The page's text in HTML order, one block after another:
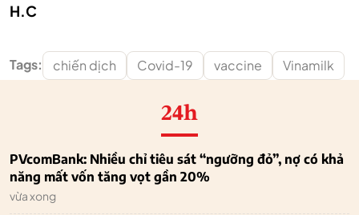
H.C
Tags: chiến dịch Covid-19 vaccine Vinamilk
24h
PVcomBank: Nhiều chỉ tiêu sát “ngưỡng đỏ”, nợ có khả
năng mất vốn tăng vọt gần 20%
vừa xong